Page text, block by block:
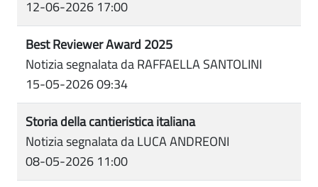
12-06-2026 17:00
Best Reviewer Award 2025
Notizia segnalata da RAFFAELLA SANTOLINI
15-05-2026 09:34
Storia della cantieristica italiana
Notizia segnalata da LUCA ANDREONI
08-05-2026 11:00